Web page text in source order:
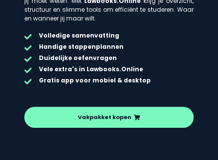
structuur en slimme tools om efficiënt te studeren. Waar
en wanneer jij maar wilt.
Volledige samenvatting
Handige stappenplannen
Duidelijke oefenvragen
Vele extra's in Lawbooks.Online
Gratis app voor mobiel & desktop
Vakpakket kopen